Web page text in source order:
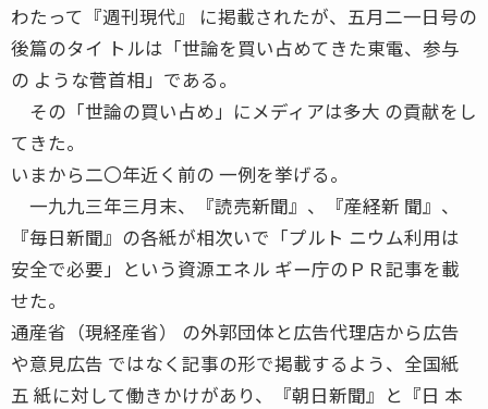
わたって『週刊現代』 に掲載されたが、五月二一日号の
後篇のタイ トルは「世論を買い占めてきた東電、参与
の ような菅首相」である。
その「世論の買い占め」にメディアは多大 の貢献をし
てきた。
いまから二〇年近く前の 一例を挙げる。
一九九三年三月末、『読売新聞』、『産経新 聞』、
『毎日新聞』の各紙が相次いで「プルト ニウム利用は
安全で必要」という資源エネル ギー庁のＰＲ記事を載
せた。
通産省（現経産省） の外郭団体と広告代理店から広告
や意見広告 ではなく記事の形で掲載するよう、全国紙
五 紙に対して働きかけがあり、『朝日新聞』と『日 本